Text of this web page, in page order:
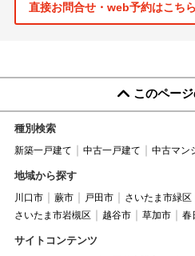
直接お問合せ・web予約はこちら
このペー
種別検索
新築一戸建て 中古一戸建て 中古マン
地域から探す
川口市 蕨市 戸田市 さいたま市緑区
さいたま市岩槻区
越谷市 草加市 春
サイトコンテンツ